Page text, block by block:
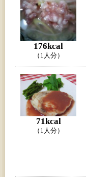
176kcal
（1人分）
71kcal
（1人分）